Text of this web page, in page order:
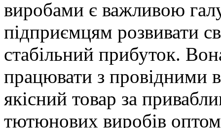
виробами є важливою
підприємцям розвивати
стабільний прибуток.
працювати з провідними
якісний товар за
тютюнових виробів